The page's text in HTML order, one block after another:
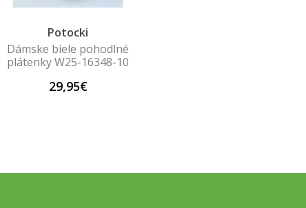
Potocki
Dámske biele pohodlné
plátenky W25-16348-10
29,95€